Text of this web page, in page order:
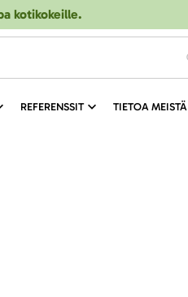
kotikokeille.
REFERENSSIT TIETOA MEISTÄ